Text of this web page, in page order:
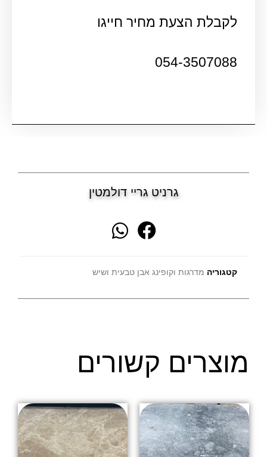
לקבלת הצעת מחיר חייגו
054-3507088
גרניט גריי דולמטין
קטגוריה מדרגות וקופינג אבן טבעית ושיש
מוצרים קשורים